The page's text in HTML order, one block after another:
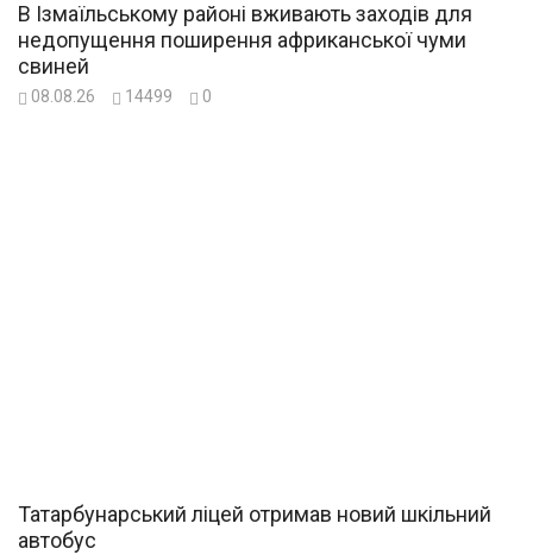
В Ізмаїльському районі вживають заходів для
недопущення поширення африканської чуми
свиней
08.08.26 14499 0
Татарбунарський ліцей отримав новий шкільний
автобус